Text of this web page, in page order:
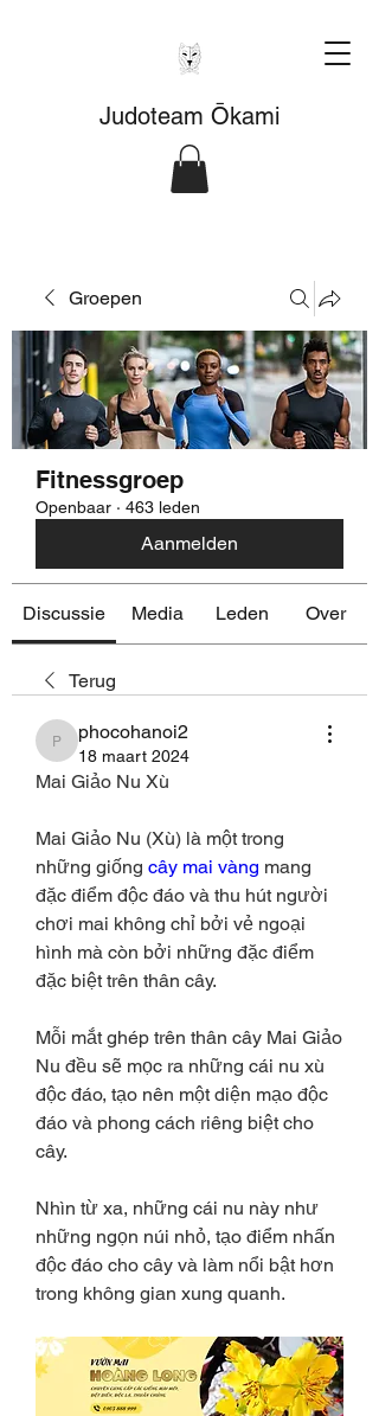
Judoteam Ōkami
Groepen
Fitnessgroep
Openbaar · 463 leden
Aanmelden
Discussie Media Leden Over
Terug
phocohanoi2
phocohanoi2
18 maart 2024
Mai Giảo Nu Xù
Mai Giảo Nu (Xù) là một trong
những giống cây mai vàng mang
đặc điểm độc đáo và thu hút người
chơi mai không chỉ bởi vẻ ngoại
hình mà còn bởi những đặc điểm
đặc biệt trên thân cây.
Mỗi mắt ghép trên thân cây Mai Giảo
Nu đều sẽ mọc ra những cái nu xù
độc đáo, tạo nên một diện mạo độc
đáo và phong cách riêng biệt cho
cây.
Nhìn từ xa, những cái nu này như
những ngọn núi nhỏ, tạo điểm nhấn
độc đáo cho cây và làm nổi bật hơn
trong không gian xung quanh.